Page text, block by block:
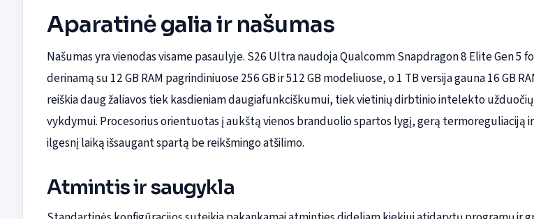
Aparatinė galia ir našumas
Našumas yra vienodas visame pasaulyje. S26 Ultra naudoja Qualcomm Snapdragon 8 Elite Gen 5
derinamą su 12 GB RAM pagrindiniuose 256 GB ir 512 GB modeliuose, o 1 TB versija gauna 16 GB
reiškia daug žaliavos tiek kasdieniam daugiafunkciškumui, tiek vietinių dirbtinio intelekto užduočių
vykdymui. Procesorius orientuotas į aukštą vienos branduolio spartos lygį, gerą termoreguliaciją
ilgesnį laiką išsaugant spartą be reikšmingo atšilimo.
Atmintis ir saugykla